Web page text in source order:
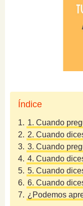
Índice
1. 1. Cuando
2. 2. Cuando
3. 3. Cuando
4. 4. Cuando
5. 5. Cuando
6. 6. Cuando
7. ¿Podemos